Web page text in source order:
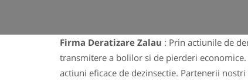
Firma Deratizare Zalau : Prin actiunile de
transmitere a bolilor si de pierderi
actiuni eficace de dezinsectie. Partenerii